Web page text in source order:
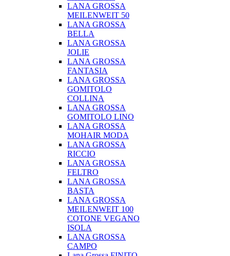
LANA GROSSA
MEILENWEIT 50
LANA GROSSA
BELLA
LANA GROSSA
JOLIE
LANA GROSSA
FANTASIA
LANA GROSSA
GOMITOLO
COLLINA
LANA GROSSA
GOMITOLO LINO
LANA GROSSA
MOHAIR MODA
LANA GROSSA
RICCIO
LANA GROSSA
FELTRO
LANA GROSSA
BASTA
LANA GROSSA
MEILENWEIT 100
COTONE VEGANO
ISOLA
LANA GROSSA
CAMPO